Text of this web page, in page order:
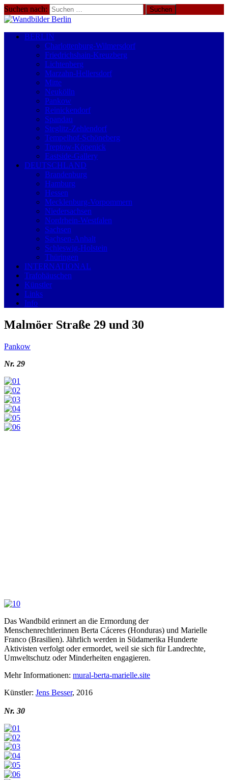
Suchen nach:
BERLIN
Charlottenburg-Wilmersdorf
Friedrichshain-Kreuzberg
Lichtenberg
Marzahn-Hellersdorf
Mitte
Neukölln
Pankow
Reinickendorf
Spandau
Steglitz-Zehlendorf
Tempelhof-Schöneberg
Treptow-Köpenick
Eastside-Gallery
DEUTSCHLAND
Brandenburg
Hamburg
Hessen
Mecklenburg-Vorpommern
Niedersachsen
Nordrhein-Westfalen
Sachsen
Sachsen-Anhalt
Schleswig-Holstein
Thüringen
INTERNATIONAL
Trafohäuschen
Künstler
Links
Info
Malmöer Straße 29 und 30
Pankow
Nr. 29
Das Wandbild erinnert an die Ermordung der
Menschenrechtlerinnen Berta Cáceres (Honduras) und Marielle
Franco (Brasilien). Jährlich werden in Südamerika Hunderte
Aktivisten verfolgt oder ermordet, weil sie sich für Landrechte,
Umweltschutz oder Minderheiten engagieren.
Mehr Informationen: mural-berta-marielle.site
Künstler: Jens Besser, 2016
Nr. 30